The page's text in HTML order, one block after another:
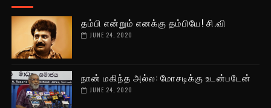
தம்பி என்றும் எனக்கு தம்பியே! சி.வி
JUNE 24, 2020
நான் மகிந்த அல்ல: மோசடிக்கு உடன்படேன்
JUNE 24, 2020